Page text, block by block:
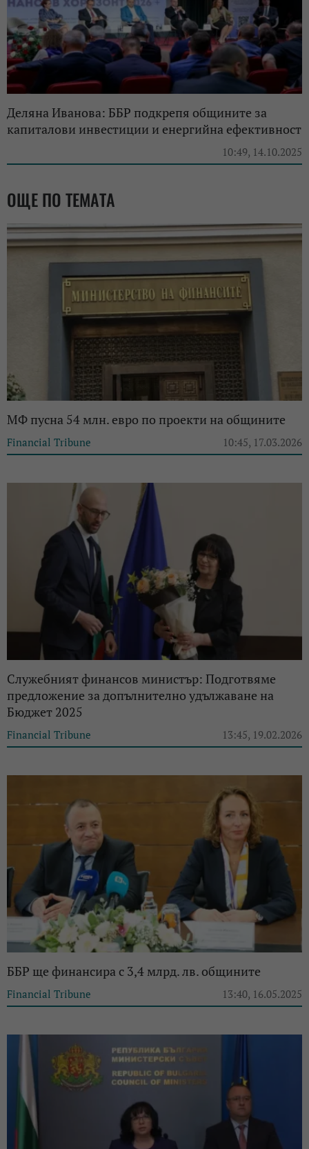
Деляна Иванова: ББР подкрепя общините за
капиталови инвестиции и енергийна ефективност
10:49, 14.10.2025
ОЩЕ ПО ТЕМАТА
МФ пусна 54 млн. евро по проекти на общините
Financial Tribune 10:45, 17.03.2026
Служебният финансов министър: Подготвяме
предложение за допълнително удължаване на
Бюджет 2025
Financial Tribune 13:45, 19.02.2026
ББР ще финансира с 3,4 млрд. лв. общините
Financial Tribune 13:40, 16.05.2025